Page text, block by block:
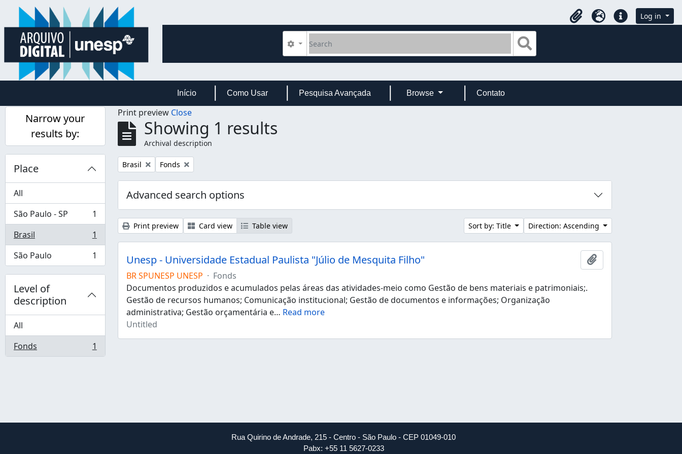
Skip to main content
ClipboardLanguageQuick linksLog in
Search
Search options
Início Como Usar Pesquisa Avançada Browse Contato
Narrow your
results by:
Place
All
São Paulo - SP
, 1 results
1
Brasil
, 1 results
1
São Paulo
, 1 results 1
Level of
description
All
Fonds
, 1 results 1
Print preview Close
Showing 1 results
Archival description
Remove filter:
Brasil Remove filter:
Fonds
Advanced search options
Print preview Card view Table view Sort by: Title Direction: Ascending
Unesp - Universidade Estadual Paulista "Júlio de Mesquita Filho"
Add to clipboard
BR SPUNESP UNESP · Fonds
Documentos produzidos e acumulados pelas áreas das atividades-meio como Gestão de bens materiais e patrimoniais;.
Gestão de recursos humanos; Comunicação institucional; Gestão de documentos e informações; Organização
administrativa; Gestão orçamentária e… Read more
Untitled
Rua Quirino de Andrade, 215 - Centro - São Paulo - CEP 01049-010
Pabx: +55 11 5627-0233